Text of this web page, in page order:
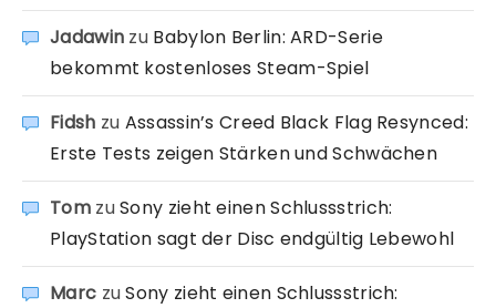
Jadawin zu Babylon Berlin: ARD-Serie
bekommt kostenloses Steam-Spiel
Fidsh zu Assassin’s Creed Black Flag Resynced:
Erste Tests zeigen Stärken und Schwächen
TomzuSony zieht einen Schlussstrich:
PlayStation sagt der Disc endgültig Lebewohl
Marc zuSony zieht einen Schlussstrich: